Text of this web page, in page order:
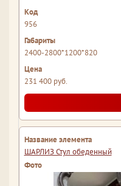
956
2400-2800*1200*820
231 400 руб.
ШАРЛИЗ Стул обеденный